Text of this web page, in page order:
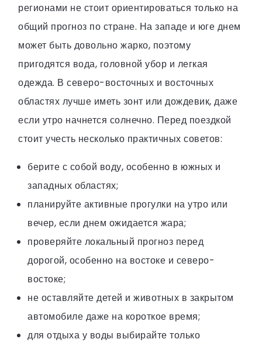
регионами не стоит ориентироваться только на
общий прогноз по стране. На западе и юге днем
может быть довольно жарко, поэтому
пригодятся вода, головной убор и легкая
одежда. В северо-восточных и восточных
областях лучше иметь зонт или дождевик, даже
если утро начнется солнечно. Перед поездкой
стоит учесть несколько практичных советов:
берите с собой воду, особенно в южных и
западных областях;
планируйте активные прогулки на утро или
вечер, если днем ожидается жара;
проверяйте локальный прогноз перед
дорогой, особенно на востоке и северо-
востоке;
не оставляйте детей и животных в закрытом
автомобиле даже на короткое время;
для отдыха у воды выбирайте только